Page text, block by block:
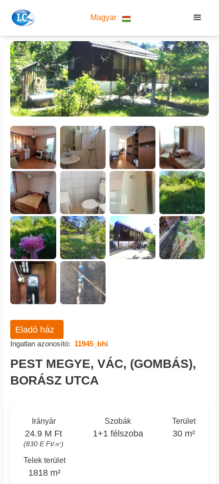
Magyar
Eladó ház
Ingatlan azonosító: 11945_bhi
PEST MEGYE, VÁC, (GOMBÁS),
BORÁSZ UTCA
Irányár
24.9 M Ft
(830 E Ft/㎡)
Szobák
1+1 félszoba
Terület
30 m²
Telek terület
1818 m²